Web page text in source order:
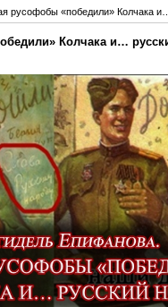
русофобы «победили» Колчака
Колчака и…